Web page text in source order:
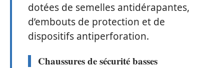
dotées de semelles antidérapantes,
d’embouts de protection et de
dispositifs antiperforation.
Chaussures de sécurité basses